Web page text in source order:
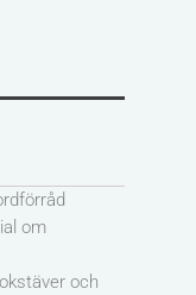
om
och